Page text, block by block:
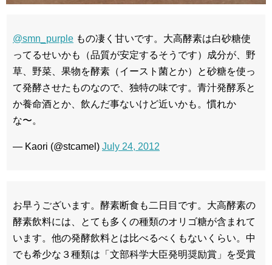
@smn_purple もの凄く甘いです。大高酵素は白砂糖使
ってるせいかも（品質が安定するそうです）成分が、野
草、野菜、果物を酵素（イースト菌とか）と砂糖を使っ
て発酵させたものなので、独特の味です。青汁発酵系と
か養命酒とか、飲んだ事ないけど近いかも。慣れか
な〜。
— Kaori (@stcamel) July 24, 2012
お早うございます。酵素断食も二日目です。大高酵素の
酵素飲料には、とても多くの種類のオリゴ糖が含まれて
います。他の発酵飲料とは比べるべくもないくらい。中
でも希少な３種類は「文部科学大臣発明奨励賞」を受賞